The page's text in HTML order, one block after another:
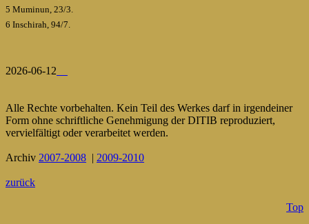
5 Muminun, 23/3.
6 Inschirah, 94/7.
2026-06-12
Alle Rechte vorbehalten. Kein Teil des Werkes darf in irgendeiner
Form ohne schriftliche Genehmigung der DITIB reproduziert,
vervielfältigt oder verarbeitet werden.
Archiv 2007-2008 | 2009-2010
zurück
Top